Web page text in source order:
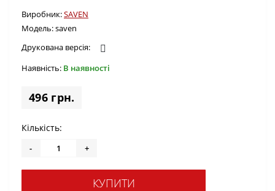
Виробник:SAVEN
Модель:saven
Друкована версія:
Наявність: В наявності
496 грн.
Кількість:
- +
КУПИТИ